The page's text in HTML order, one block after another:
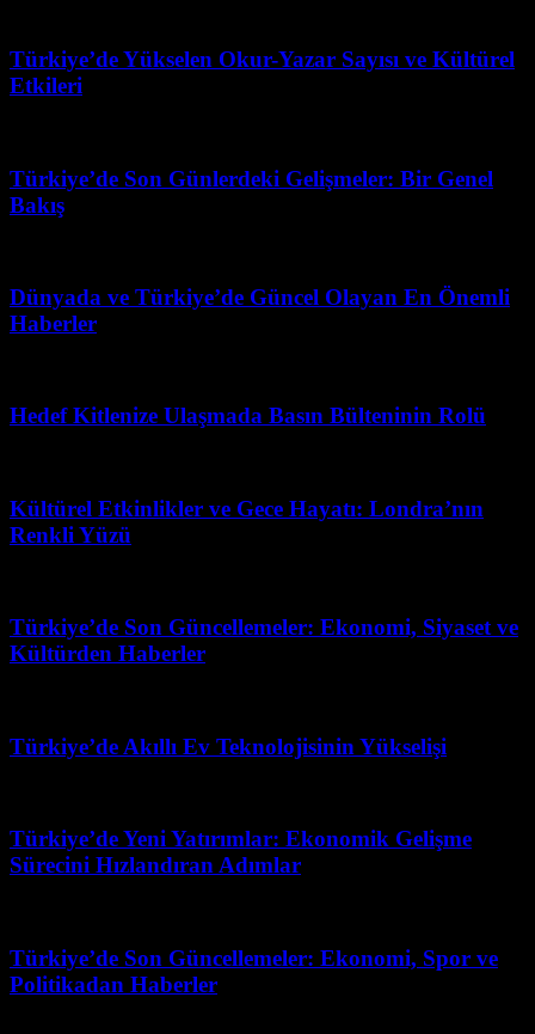
Türkiye’de Yükselen Okur-Yazar Sayısı ve Kültürel
Etkileri
Türkiye’de Son Günlerdeki Gelişmeler: Bir Genel
Bakış
Dünyada ve Türkiye’de Güncel Olayan En Önemli
Haberler
Hedef Kitlenize Ulaşmada Basın Bülteninin Rolü
Kültürel Etkinlikler ve Gece Hayatı: Londra’nın
Renkli Yüzü
Türkiye’de Son Güncellemeler: Ekonomi, Siyaset ve
Kültürden Haberler
Türkiye’de Akıllı Ev Teknolojisinin Yükselişi
Türkiye’de Yeni Yatırımlar: Ekonomik Gelişme
Sürecini Hızlandıran Adımlar
Türkiye’de Son Güncellemeler: Ekonomi, Spor ve
Politikadan Haberler